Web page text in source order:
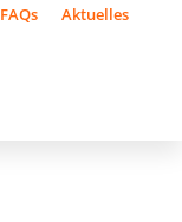
FAQs Aktuelles